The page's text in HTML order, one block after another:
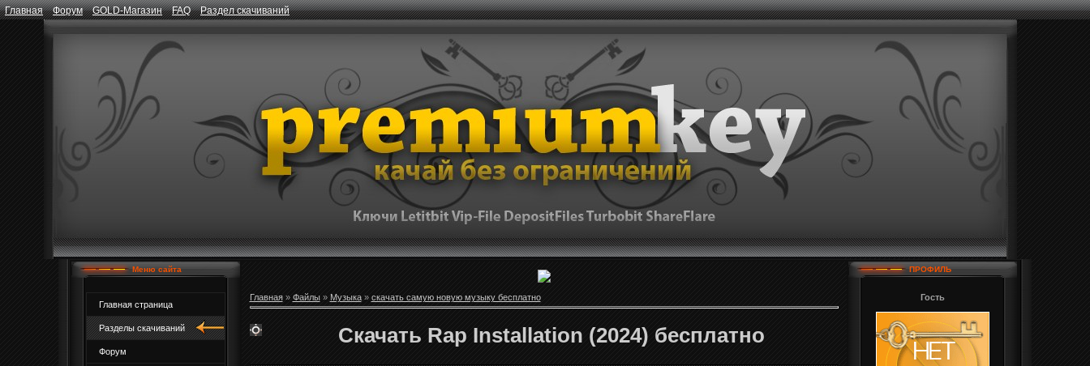
Главная Форум GOLD-Магазин FAQ Раздел скачиваний
Меню сайта
Главная страница
Разделы скачиваний
Форум
Главная» Файлы» Музыка» скачать самую новую музыку бесплатно
Скачать Rap Installation (2024) бесплатно
ПРОФИЛЬ
Гость